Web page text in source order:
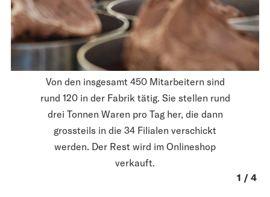
Von den insgesamt 450 Mitarbeitern sind
rund 120 in der Fabrik tätig. Sie stellen rund
drei Tonnen Waren pro Tag her, die dann
grossteils in die 34 Filialen verschickt
werden. Der Rest wird im Onlineshop
verkauft.
2 /4